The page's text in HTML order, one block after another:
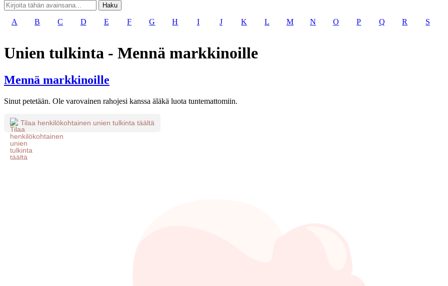
Haku
A B C D E F G H I J K L M N O P Q R S
Unien tulkinta - Mennä markkinoille
Mennä markkinoille
Sinut petetään. Ole varovainen rahojesi kanssa äläkä luota tuntemattomiin.
Tilaa henkilökohtainen unien tulkinta täältä